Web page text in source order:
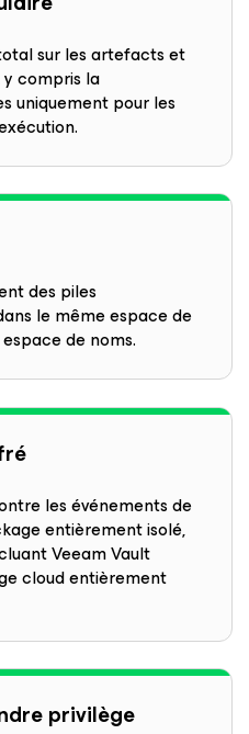
sur les artefacts et
compris la
uniquement pour les
des piles
le même espace de
de noms.
les événements de
entièrement isolé,
Veeam Vault
cloud entièrement
privilège